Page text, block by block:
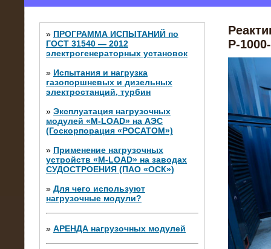
» ПРОГРАММА ИСПЫТАНИЙ по
ГОСТ 31540 — 2012
электрогенераторных установок
» Испытания и нагрузка
газопоршневых и дизельных
электростанций, турбин
» Эксплуатация нагрузочных
модулей «M-LOAD» на АЭС
(Госкорпорация «РОСАТОМ»)
» Применение нагрузочных
устройств «M-LOAD» на заводах
СУДОСТРОЕНИЯ (ПАО «ОСК»)
» Для чего используют
нагрузочные модули?
» АРЕНДА нагрузочных модулей
Р-